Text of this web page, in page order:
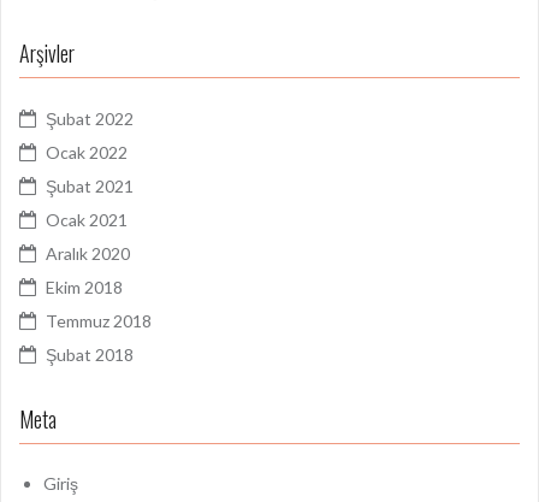
Arşivler
Şubat 2022
Ocak 2022
Şubat 2021
Ocak 2021
Aralık 2020
Ekim 2018
Temmuz 2018
Şubat 2018
Meta
Giriş